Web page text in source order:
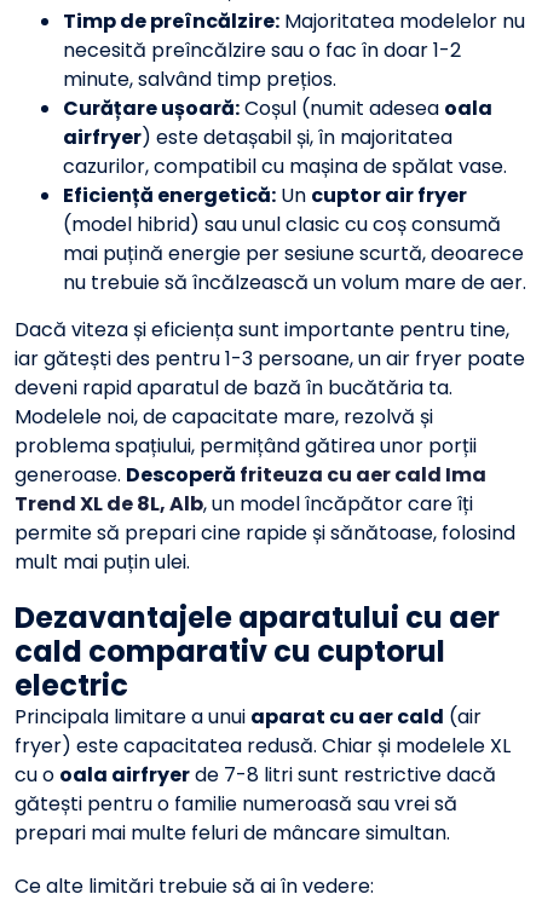
Timp de preîncălzire: Majoritatea modelelor nu
necesită preîncălzire sau o fac în doar 1-2
minute, salvând timp prețios.
Curățare ușoară:Coșul (numit adesea oala
airfryer) este detașabil și, în majoritatea
cazurilor, compatibil cu mașina de spălat vase.
Eficiență energetică: Un cuptor air fryer
(model hibrid) sau unul clasic cu coș consumă
mai puțină energie per sesiune scurtă, deoarece
nu trebuie să încălzească un volum mare de aer.
Dacă viteza și eficiența sunt importante pentru tine,
iar gătești des pentru 1-3 persoane, un air fryer poate
deveni rapid aparatul de bază în bucătăria ta.
Modelele noi, de capacitate mare, rezolvă și
problema spațiului, permițând gătirea unor porții
generoase. Descoperă friteuza cu aer cald Ima
Trend XL de 8L, Alb, un model încăpător care îți
permite să prepari cine rapide și sănătoase, folosind
mult mai puțin ulei.
Dezavantajele aparatului cu aer
cald comparativ cu cuptorul
electric
Principala limitare a unui aparat cu aer cald (air
fryer) este capacitatea redusă. Chiar și modelele XL
cu o oala airfryerde 7-8 litri sunt restrictive dacă
gătești pentru o familie numeroasă sau vrei să
prepari mai multe feluri de mâncare simultan.
Ce alte limitări trebuie să ai în vedere: